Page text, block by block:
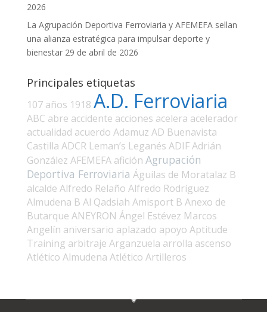
2026
La Agrupación Deportiva Ferroviaria y AFEMEFA sellan
una alianza estratégica para impulsar deporte y
bienestar 29 de abril de 2026
Principales etiquetas
107 años 1918 A.D. Ferroviaria
ABC abre accidente acciones acelera acelerador
actualidad acuerdo Adamuz AD Buenavista
Castilla ADCR Leman’s Leganés ADIFAdrián
González AFEMEFA afición Agrupación
Deportiva Ferroviaria Águilas de Moratalaz B
alcalde Alfredo Relaño Alfredo Rodríguez
Almudena B Al Qadsiah Amisport B Anexo de
Butarque ANEYRON Ángel Estévez Marcos
Angelín aniversario aplazado apoyo Aptitude
Training arbitraje Arganzuela arrolla ascenso
Atlético Almudena Atlético Artilleros